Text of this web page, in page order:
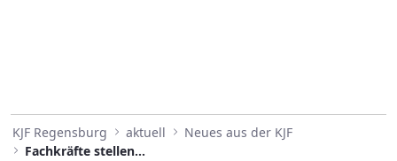
KJF Regensburg aktuell
Neues aus der KJF
Fachkräfte stellen sich erneuter Belastungssituation